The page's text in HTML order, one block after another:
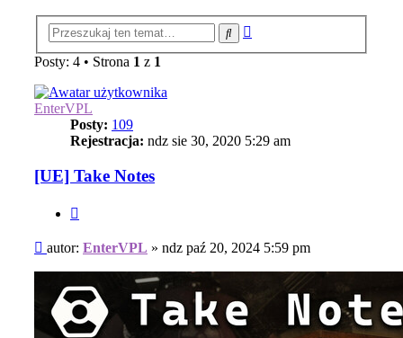
Szukaj
Posty: 4 • Strona 1 z 1
EnterVPL
Posty: 109
Rejestracja: ndz sie 30, 2020 5:29 am
[UE] Take Notes
Post
autor: EnterVPL » ndz paź 20, 2024 5:59 pm